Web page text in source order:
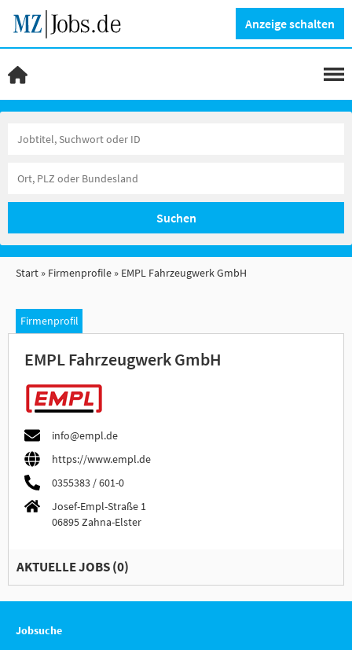
Anzeige schalten
Suchen
Start Firmenprofile EMPL Fahrzeugwerk GmbH
Firmenprofil
EMPL Fahrzeugwerk GmbH
info@empl.de
https://www.empl.de
0355383 / 601-0
Josef-Empl-Straße 1
06895 Zahna-Elster
AKTUELLE JOBS (0)
Jobsuche